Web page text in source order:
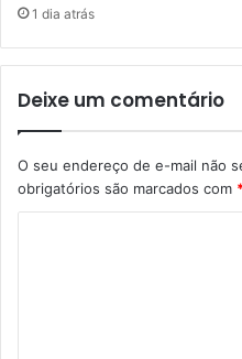
1 dia atrás
Deixe um comentário
O seu endereço de e-mail não
obrigatórios são marcados com